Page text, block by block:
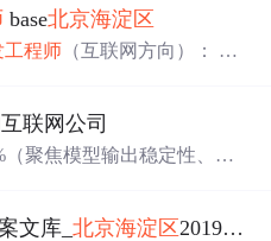
会。这些科技...
base北京海淀区
工程师 （互联网方向）： 岗
联网公司
聚焦模型输出稳定性、伦
支付系统测试岗薪资上浮3
文库_北京海淀区2019-2020学年（上）小学期末考试试题...